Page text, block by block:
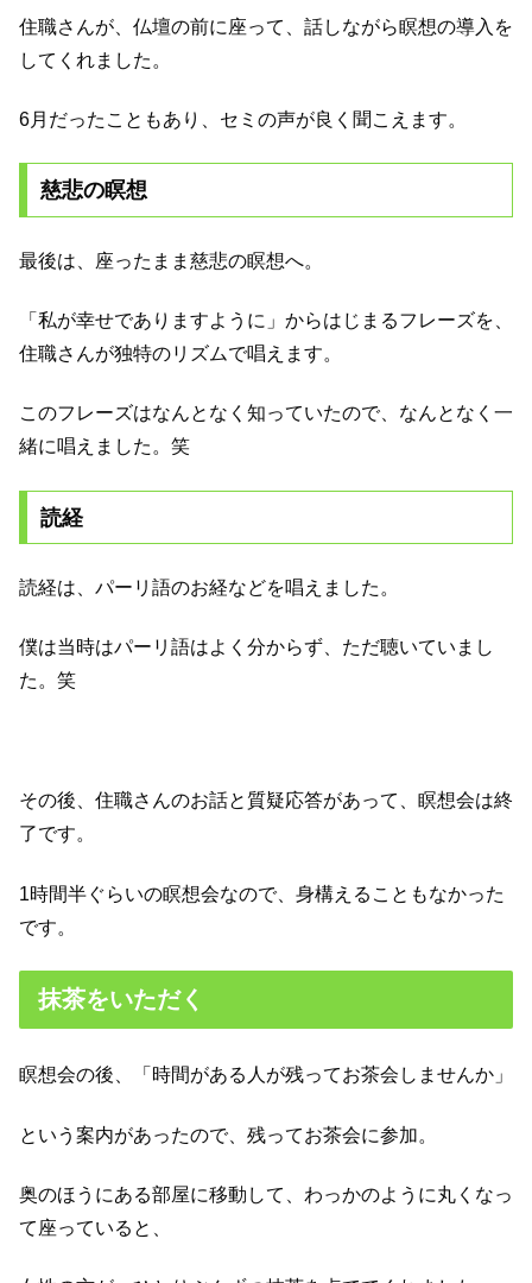
住職さんが、仏壇の前に座って、話しながら瞑想の導入を
してくれました。
6月だったこともあり、セミの声が良く聞こえます。
慈悲の瞑想
最後は、座ったまま慈悲の瞑想へ。
「私が幸せでありますように」からはじまるフレーズを、
住職さんが独特のリズムで唱えます。
このフレーズはなんとなく知っていたので、なんとなく一
緒に唱えました。笑
読経
読経は、パーリ語のお経などを唱えました。
僕は当時はパーリ語はよく分からず、ただ聴いていまし
た。笑
その後、住職さんのお話と質疑応答があって、瞑想会は終
了です。
1時間半ぐらいの瞑想会なので、身構えることもなかった
です。
抹茶をいただく
瞑想会の後、「時間がある人が残ってお茶会しませんか」
という案内があったので、残ってお茶会に参加。
奥のほうにある部屋に移動して、わっかのように丸くなっ
て座っていると、